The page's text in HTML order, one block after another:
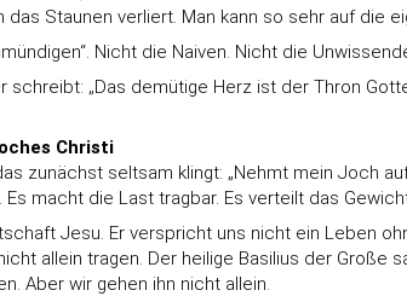
das Staunen verliert. Man kann so sehr auf die
Nicht die Naiven. Nicht die
schreibt: „Das demütige Herz ist der Thron
Christi
zunächst seltsam klingt: „Nehmt mein Joch
macht die Last tragbar. Es verteilt das
Jesu. Er verspricht uns nicht ein Leben
allein tragen. Der heilige Basilius der Große
Aber wir gehen ihn nicht allein.